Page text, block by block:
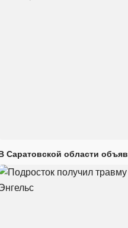
Саратовской области